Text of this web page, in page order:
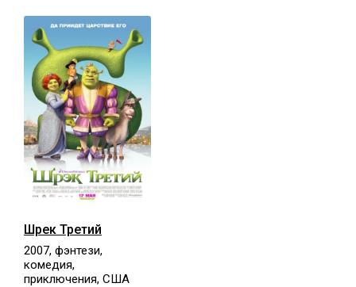
Шрек Третий
2007, фэнтези,
комедия,
приключения, США